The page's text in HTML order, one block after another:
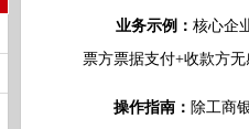
业务示例： 核心企
票方票据支付+收款方
操作指南： 除工商